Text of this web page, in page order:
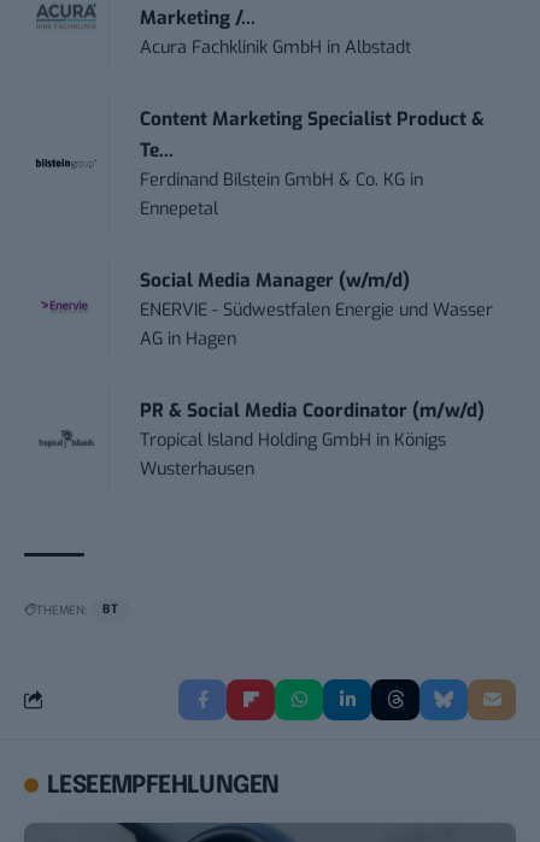
Marketing /...
Acura Fachklinik GmbH inAlbstadt
Content Marketing Specialist Product &
Te...
Ferdinand Bilstein GmbH & Co. KG in
Ennepetal
Social Media Manager (w/m/d)
ENERVIE - Südwestfalen Energie und Wasser
AG in Hagen
PR & Social Media Coordinator (m/w/d)
Tropical Island Holding GmbH in Königs
Wusterhausen
THEMEN: BT
LESEEMPFEHLUNGEN